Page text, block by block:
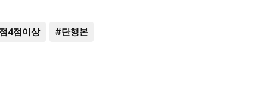
4점이상 #단행본